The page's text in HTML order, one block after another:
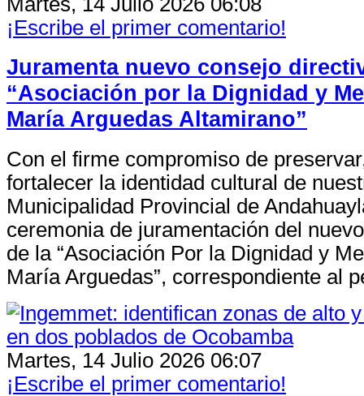
¡Escribe el primer comentario!
Juramenta nuevo consejo
“Asociación por la Dignidad y
María Arguedas Altamirano”
Con el firme compromiso de
fortalecer la identidad cultural de
Municipalidad Provincial de
ceremonia de juramentación del
de la “Asociación Por la Dignidad y
María Arguedas”, correspondiente al
Martes, 14 Julio 2026 06:07
¡Escribe el primer comentario!